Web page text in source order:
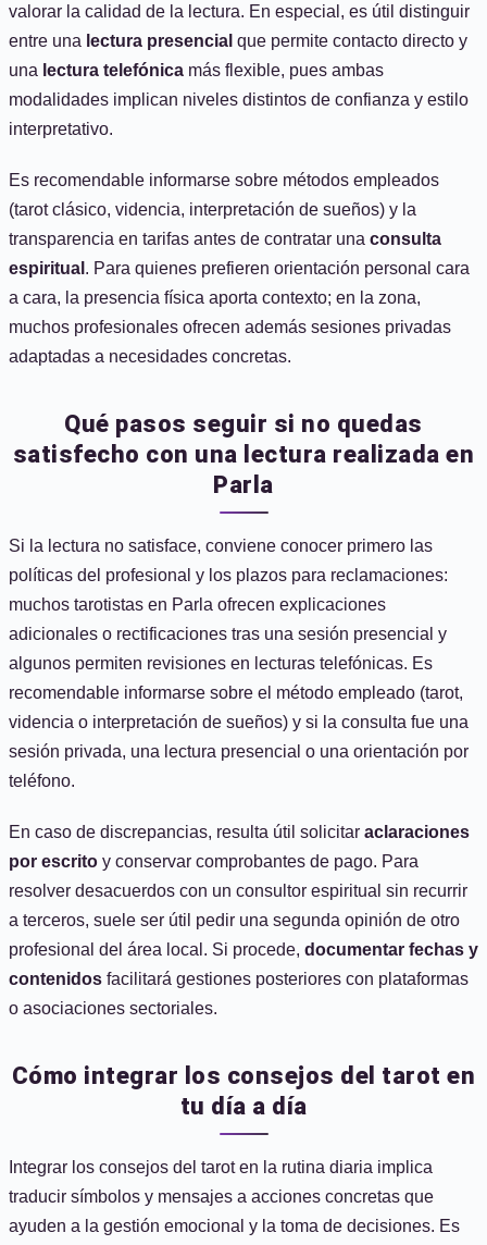
valorar la calidad de la lectura. En especial, es útil distinguir
entre una lectura presencial que permite contacto directo y
una lectura telefónica más flexible, pues ambas
modalidades implican niveles distintos de confianza y estilo
interpretativo.
Es recomendable informarse sobre métodos empleados
(tarot clásico, videncia, interpretación de sueños) y la
transparencia en tarifas antes de contratar una consulta
espiritual . Para quienes prefieren orientación personal cara
a cara, la presencia física aporta contexto; en la zona,
muchos profesionales ofrecen además sesiones privadas
adaptadas a necesidades concretas.
Qué pasos seguir si no quedas
satisfecho con una lectura realizada en
Parla
Si la lectura no satisface, conviene conocer primero las
políticas del profesional y los plazos para reclamaciones:
muchos tarotistas en Parla ofrecen explicaciones
adicionales o rectificaciones tras una sesión presencial y
algunos permiten revisiones en lecturas telefónicas. Es
recomendable informarse sobre el método empleado (tarot,
videncia o interpretación de sueños) y si la consulta fue una
sesión privada, una lectura presencial o una orientación por
teléfono.
En caso de discrepancias, resulta útil solicitar aclaraciones
por escrito y conservar comprobantes de pago. Para
resolver desacuerdos con un consultor espiritual sin recurrir
a terceros, suele ser útil pedir una segunda opinión de otro
profesional del área local. Si procede, documentar fechas y
contenidos facilitará gestiones posteriores con plataformas
o asociaciones sectoriales.
Cómo integrar los consejos del tarot en
tu día a día
Integrar los consejos del tarot en la rutina diaria implica
traducir símbolos y mensajes a acciones concretas que
ayuden a la gestión emocional y la toma de decisiones. Es